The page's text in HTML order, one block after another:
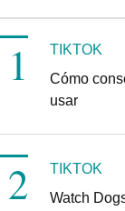
TIKTOK
Cómo
usar
TIKTOK
Watch